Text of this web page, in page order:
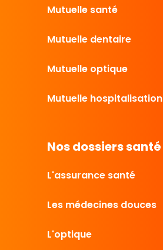
Mutuelle santé
Mutuelle dentaire
Mutuelle optique
Mutuelle hospitalisation
Nos dossiers santé
L'assurance santé
Les médecines douces
L'optique